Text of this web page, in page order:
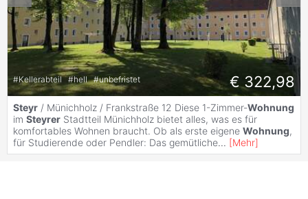
#Kellerabteil #hell #unbefristet € 322,98
Steyr / Münichholz / Frankstraße 12 Diese 1-Zimmer-Wohnung
im Steyrer Stadtteil Münichholz bietet alles, was es für
komfortables Wohnen braucht. Ob als erste eigene Wohnung,
für Studierende oder Pendler: Das gemütliche... [Mehr]